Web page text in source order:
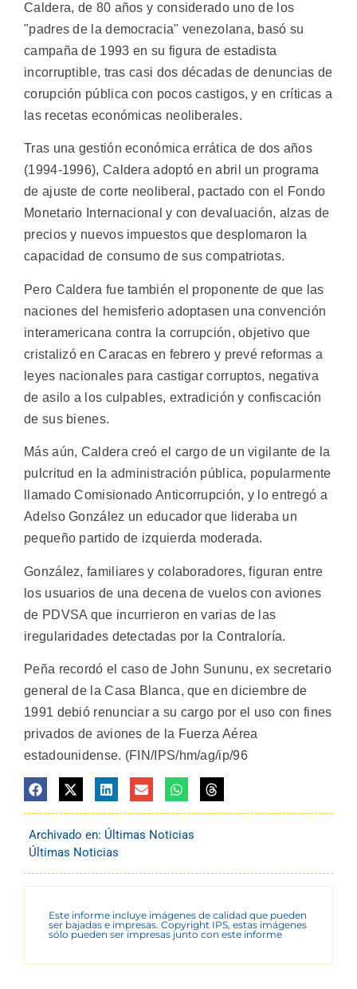
Caldera, de 80 años y considerado uno de los
"padres de la democracia" venezolana, basó su
campaña de 1993 en su figura de estadista
incorruptible, tras casi dos décadas de denuncias de
corupción pública con pocos castigos, y en críticas a
las recetas económicas neoliberales.
Tras una gestión económica errática de dos años
(1994-1996), Caldera adoptó en abril un programa
de ajuste de corte neoliberal, pactado con el Fondo
Monetario Internacional y con devaluación, alzas de
precios y nuevos impuestos que desplomaron la
capacidad de consumo de sus compatriotas.
Pero Caldera fue también el proponente de que las
naciones del hemisferio adoptasen una convención
interamericana contra la corrupción, objetivo que
cristalizó en Caracas en febrero y prevé reformas a
leyes nacionales para castigar corruptos, negativa
de asilo a los culpables, extradición y confiscación
de sus bienes.
Más aún, Caldera creó el cargo de un vigilante de la
pulcritud en la administración pública, popularmente
llamado Comisionado Anticorrupción, y lo entregó a
Adelso González un educador que lideraba un
pequeño partido de izquierda moderada.
González, familiares y colaboradores, figuran entre
los usuarios de una decena de vuelos con aviones
de PDVSA que incurrieron en varias de las
iregularidades detectadas por la Contraloría.
Peña recordó el caso de John Sununu, ex secretario
general de la Casa Blanca, que en diciembre de
1991 debió renunciar a su cargo por el uso con fines
privados de aviones de la Fuerza Aérea
estadounidense. (FIN/IPS/hm/ag/ip/96
Archivado en: Últimas Noticias
Últimas Noticias
Este informe incluye imágenes de calidad que pueden
ser bajadas e impresas. Copyright IPS, estas imágenes
sólo pueden ser impresas junto con este informe